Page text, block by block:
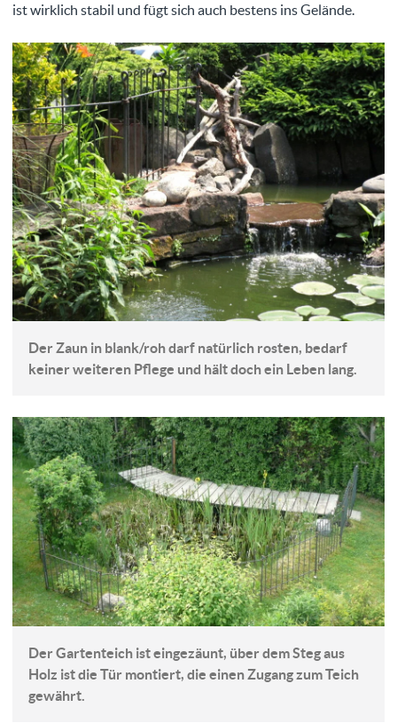
ist wirklich stabil und fügt sich auch bestens ins Gelände.
Der Zaun in blank/roh darf natürlich rosten, bedarf
keiner weiteren Pflege und hält doch ein Leben lang.
Der Gartenteich ist eingezäunt, über dem Steg aus
Holz ist die Tür montiert, die einen Zugang zum Teich
gewährt.